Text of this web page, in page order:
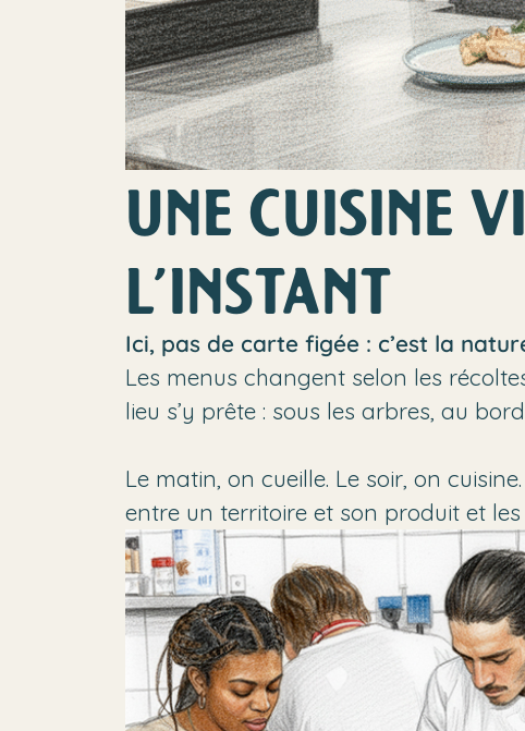
UNE CUISINE
L’INSTANT
Ici, pas de carte figée : c’est la
Les menus changent selon les
lieu s’y prête : sous les arbres, au
Le matin, on cueille. Le soir, on
entre un territoire et son produit et les